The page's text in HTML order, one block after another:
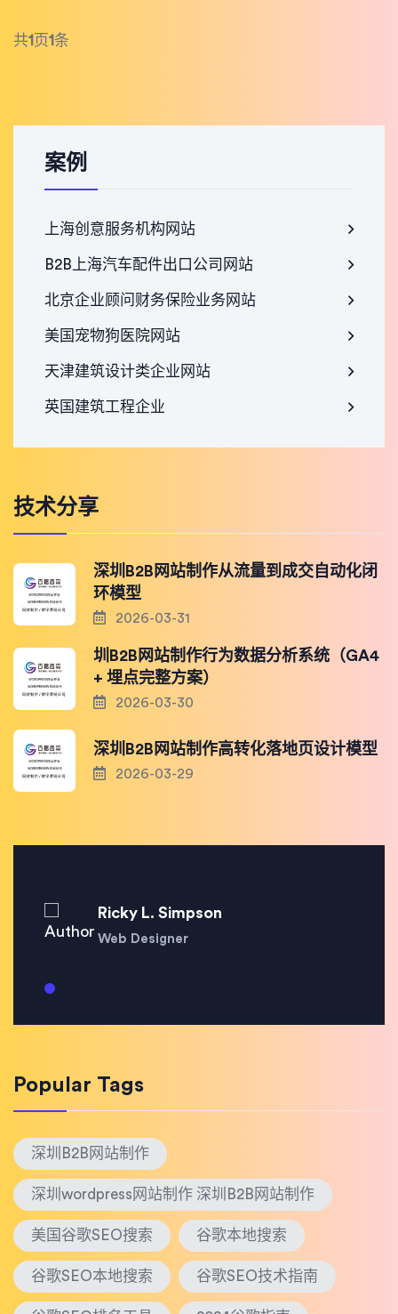
共1 页1条
案例
上海创意服务机构网站
B2B上海汽车配件出口公司网站
北京企业顾问财务保险业务网站
美国宠物狗医院网站
天津建筑设计类企业网站
英国建筑工程企业
技术分享
深圳B2B网站制作从流量到成交自动化闭
环模型
2026-03-31
圳B2B网站制作行为数据分析系统（GA4
+ 埋点完整方案）
2026-03-30
深圳B2B网站制作高转化落地页设计模型
2026-03-29
Ricky L. Simpson
Web Designer
Popular Tags
深圳B2B网站制作
深圳wordpress网站制作 深圳B2B网站制作
美国谷歌SEO搜索 谷歌本地搜索
谷歌SEO本地搜索 谷歌SEO技术指南